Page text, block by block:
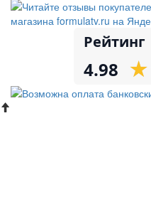
Рейтинг
4.98 ★
★